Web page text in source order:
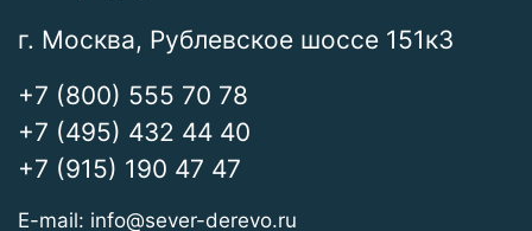
г. Москва, Рублевское шоссе 151к3
+7 (800) 555 70 78
+7 (495) 432 44 40
+7 (915) 190 47 47
E-mail: info@sever-derevo.ru